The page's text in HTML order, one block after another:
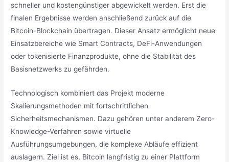
schneller und kostengünstiger abgewickelt werden. Erst die
finalen Ergebnisse werden anschließend zurück auf die
Bitcoin-Blockchain übertragen. Dieser Ansatz ermöglicht neue
Einsatzbereiche wie Smart Contracts, DeFi-Anwendungen
oder tokenisierte Finanzprodukte, ohne die Stabilität des
Basisnetzwerks zu gefährden.
Technologisch kombiniert das Projekt moderne
Skalierungsmethoden mit fortschrittlichen
Sicherheitsmechanismen. Dazu gehören unter anderem Zero-
Knowledge-Verfahren sowie virtuelle
Ausführungsumgebungen, die komplexe Abläufe effizient
auslagern. Ziel ist es, Bitcoin langfristig zu einer Plattform